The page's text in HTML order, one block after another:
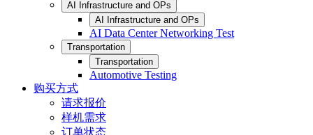
AI Infrastructure and OPs
AI Infrastructure and OPs
AI Data Center Networking Test
Transportation
Transportation
Automotive Testing
购买方式
请求报价
样机需求
订单状态